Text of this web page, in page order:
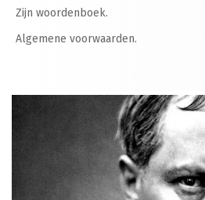
Zijn woordenboek.
Algemene voorwaarden.